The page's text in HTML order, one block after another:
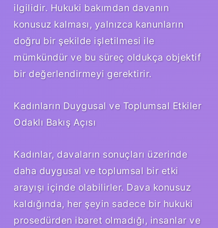
ilgilidir. Hukuki bakımdan davanın
konusuz kalması, yalnızca kanunların
doğru bir şekilde işletilmesi ile
mümkündür ve bu süreç oldukça objektif
bir değerlendirmeyi gerektirir.
Kadınların Duygusal ve Toplumsal Etkiler
Odaklı Bakış Açısı
Kadınlar, davaların sonuçları üzerinde
daha duygusal ve toplumsal bir etki
arayışı içinde olabilirler. Dava konusuz
kaldığında, her şeyin sadece bir hukuki
prosedürden ibaret olmadığı, insanlar ve